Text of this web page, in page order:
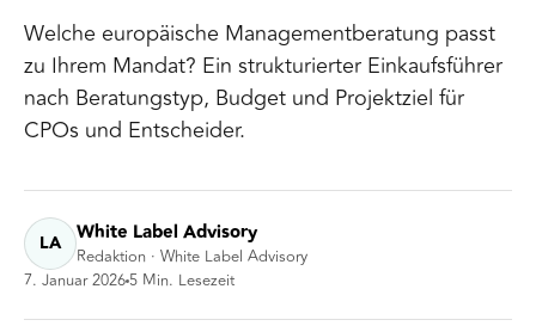
Welche europäische Managementberatung passt
zu Ihrem Mandat? Ein strukturierter Einkaufsführer
nach Beratungstyp, Budget und Projektziel für
CPOs und Entscheider.
LA White Label Advisory
Redaktion · White Label Advisory
7. Januar 2026 5 Min. Lesezeit